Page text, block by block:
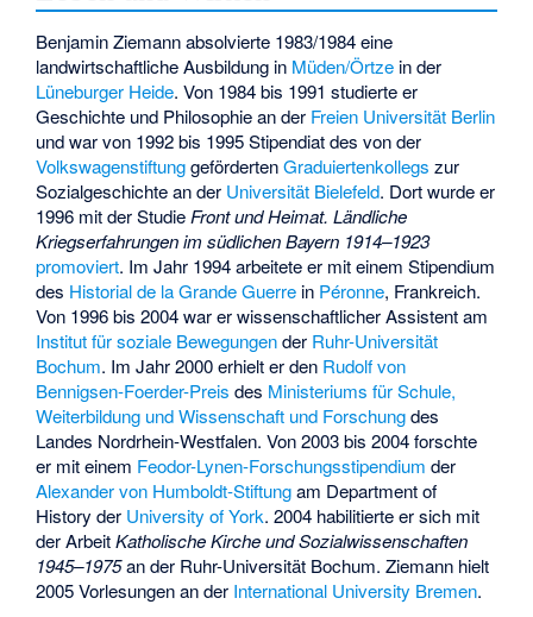
Benjamin Ziemann absolvierte 1983/1984 eine
landwirtschaftliche Ausbildung in Müden/Örtze in der
Lüneburger Heide. Von 1984 bis 1991 studierte er
Geschichte und Philosophie an der Freien Universität Berlin
und war von 1992 bis 1995 Stipendiat des von der
VolkswagenstiftunggefördertenGraduiertenkollegs zur
Sozialgeschichte an der Universität Bielefeld. Dort wurde er
1996 mit der Studie Front und Heimat. Ländliche
Kriegserfahrungen im südlichen Bayern 1914–1923
promoviert. Im Jahr 1994 arbeitete er mit einem Stipendium
des Historial de la Grande Guerre in Péronne, Frankreich.
Von 1996 bis 2004 war er wissenschaftlicher Assistent am
Institut für soziale Bewegungender Ruhr-Universität
Bochum. Im Jahr 2000 erhielt er den Rudolf von
Bennigsen-Foerder-Preis des Ministeriums für Schule,
Weiterbildung und Wissenschaft und Forschungdes
Landes Nordrhein-Westfalen. Von 2003 bis 2004 forschte
er mit einem Feodor-Lynen-Forschungsstipendium der
Alexander von Humboldt-Stiftungam Department of
History der University of York. 2004 habilitierte er sich mit
der ArbeitKatholische Kirche und Sozialwissenschaften
1945–1975an der Ruhr-Universität Bochum. Ziemann hielt
2005 Vorlesungen an der International University Bremen.